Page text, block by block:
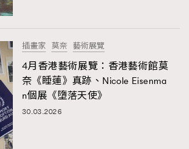
TRENDING
DressLikeAParisienne
FashionWeek
AFrenchMind
DressLikeAParisienne
EmpowerF 103
FashionWeek 191
FigaroAesthetic 308
插畫家 莫奈 藝術展覽
4月香港藝術展覽：香港藝術館莫
奈《睡蓮》真跡、Nicole Eisenma
n個展《墮落天使》
30.03.2026